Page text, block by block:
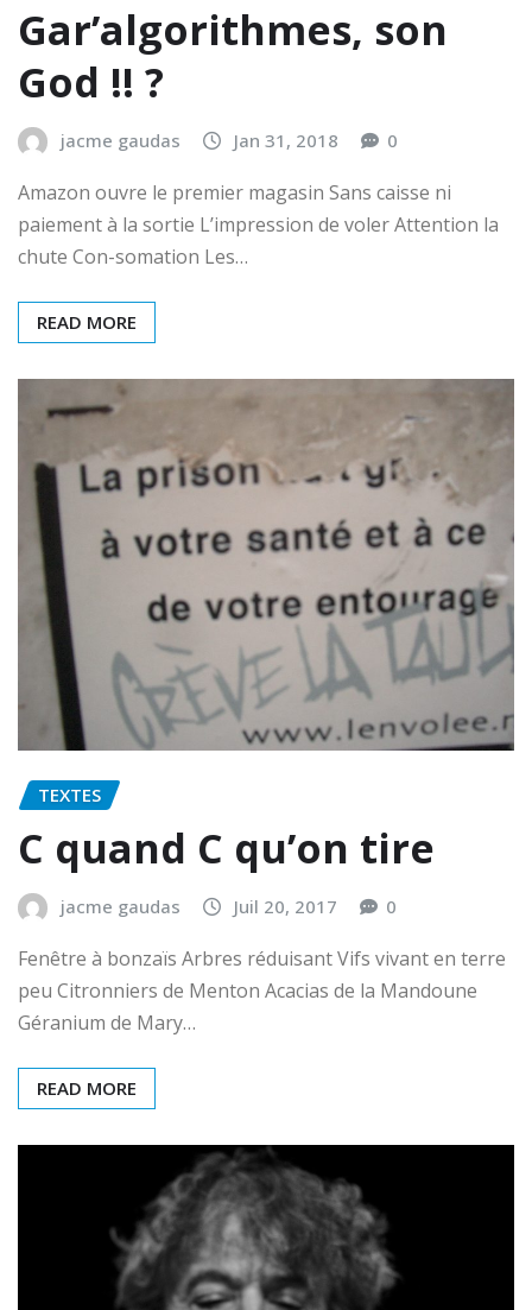
Gar’algorithmes, son
God !! ?
jacme gaudas Jan 31, 2018 0
Amazon ouvre le premier magasin Sans caisse ni
paiement à la sortie L’impression de voler Attention la
chute Con-somation Les…
READ MORE
TEXTES
C quand C qu’on tire
jacme gaudas Juil 20, 2017 0
Fenêtre à bonzaïs Arbres réduisant Vifs vivant en terre
peu Citronniers de Menton Acacias de la Mandoune
Géranium de Mary…
READ MORE